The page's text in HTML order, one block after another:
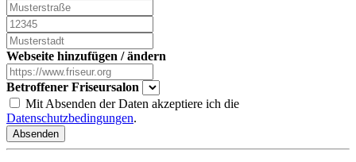
Webseite hinzufügen / ändern
Betroffener Friseursalon
Mit Absenden der Daten akzeptiere ich die
Datenschutzbedingungen.
Absenden